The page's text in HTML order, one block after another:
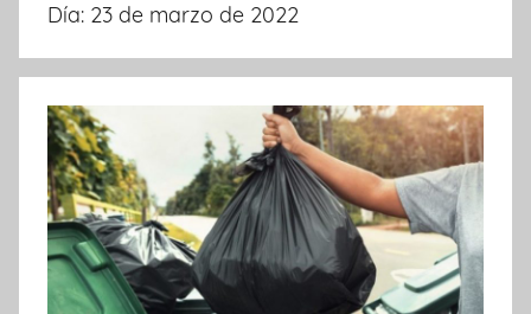
Día: 23 de marzo de 2022